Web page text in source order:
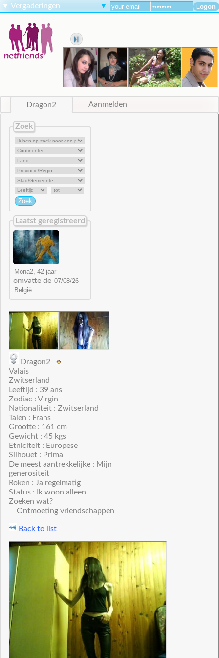
▼ Vergaderingen ▼
Dragon2 Aanmelden
Zoek
Laatst geregistreerd
omvatte de
Dragon2
Valais
Zwitserland
Leeftijd : 39 ans
Zodiac : Virgin
Nationaliteit : Zwitserland
Talen : Frans
Grootte : 161 cm
Gewicht : 45 kgs
Etniciteit : Europese
Silhouet : Prima
De meest aantrekkelijke : Mijn
generositeit
Roken : Ja regelmatig
Status : Ik woon alleen
Zoeken wat?
Ontmoeting vriendschappen
Back to list